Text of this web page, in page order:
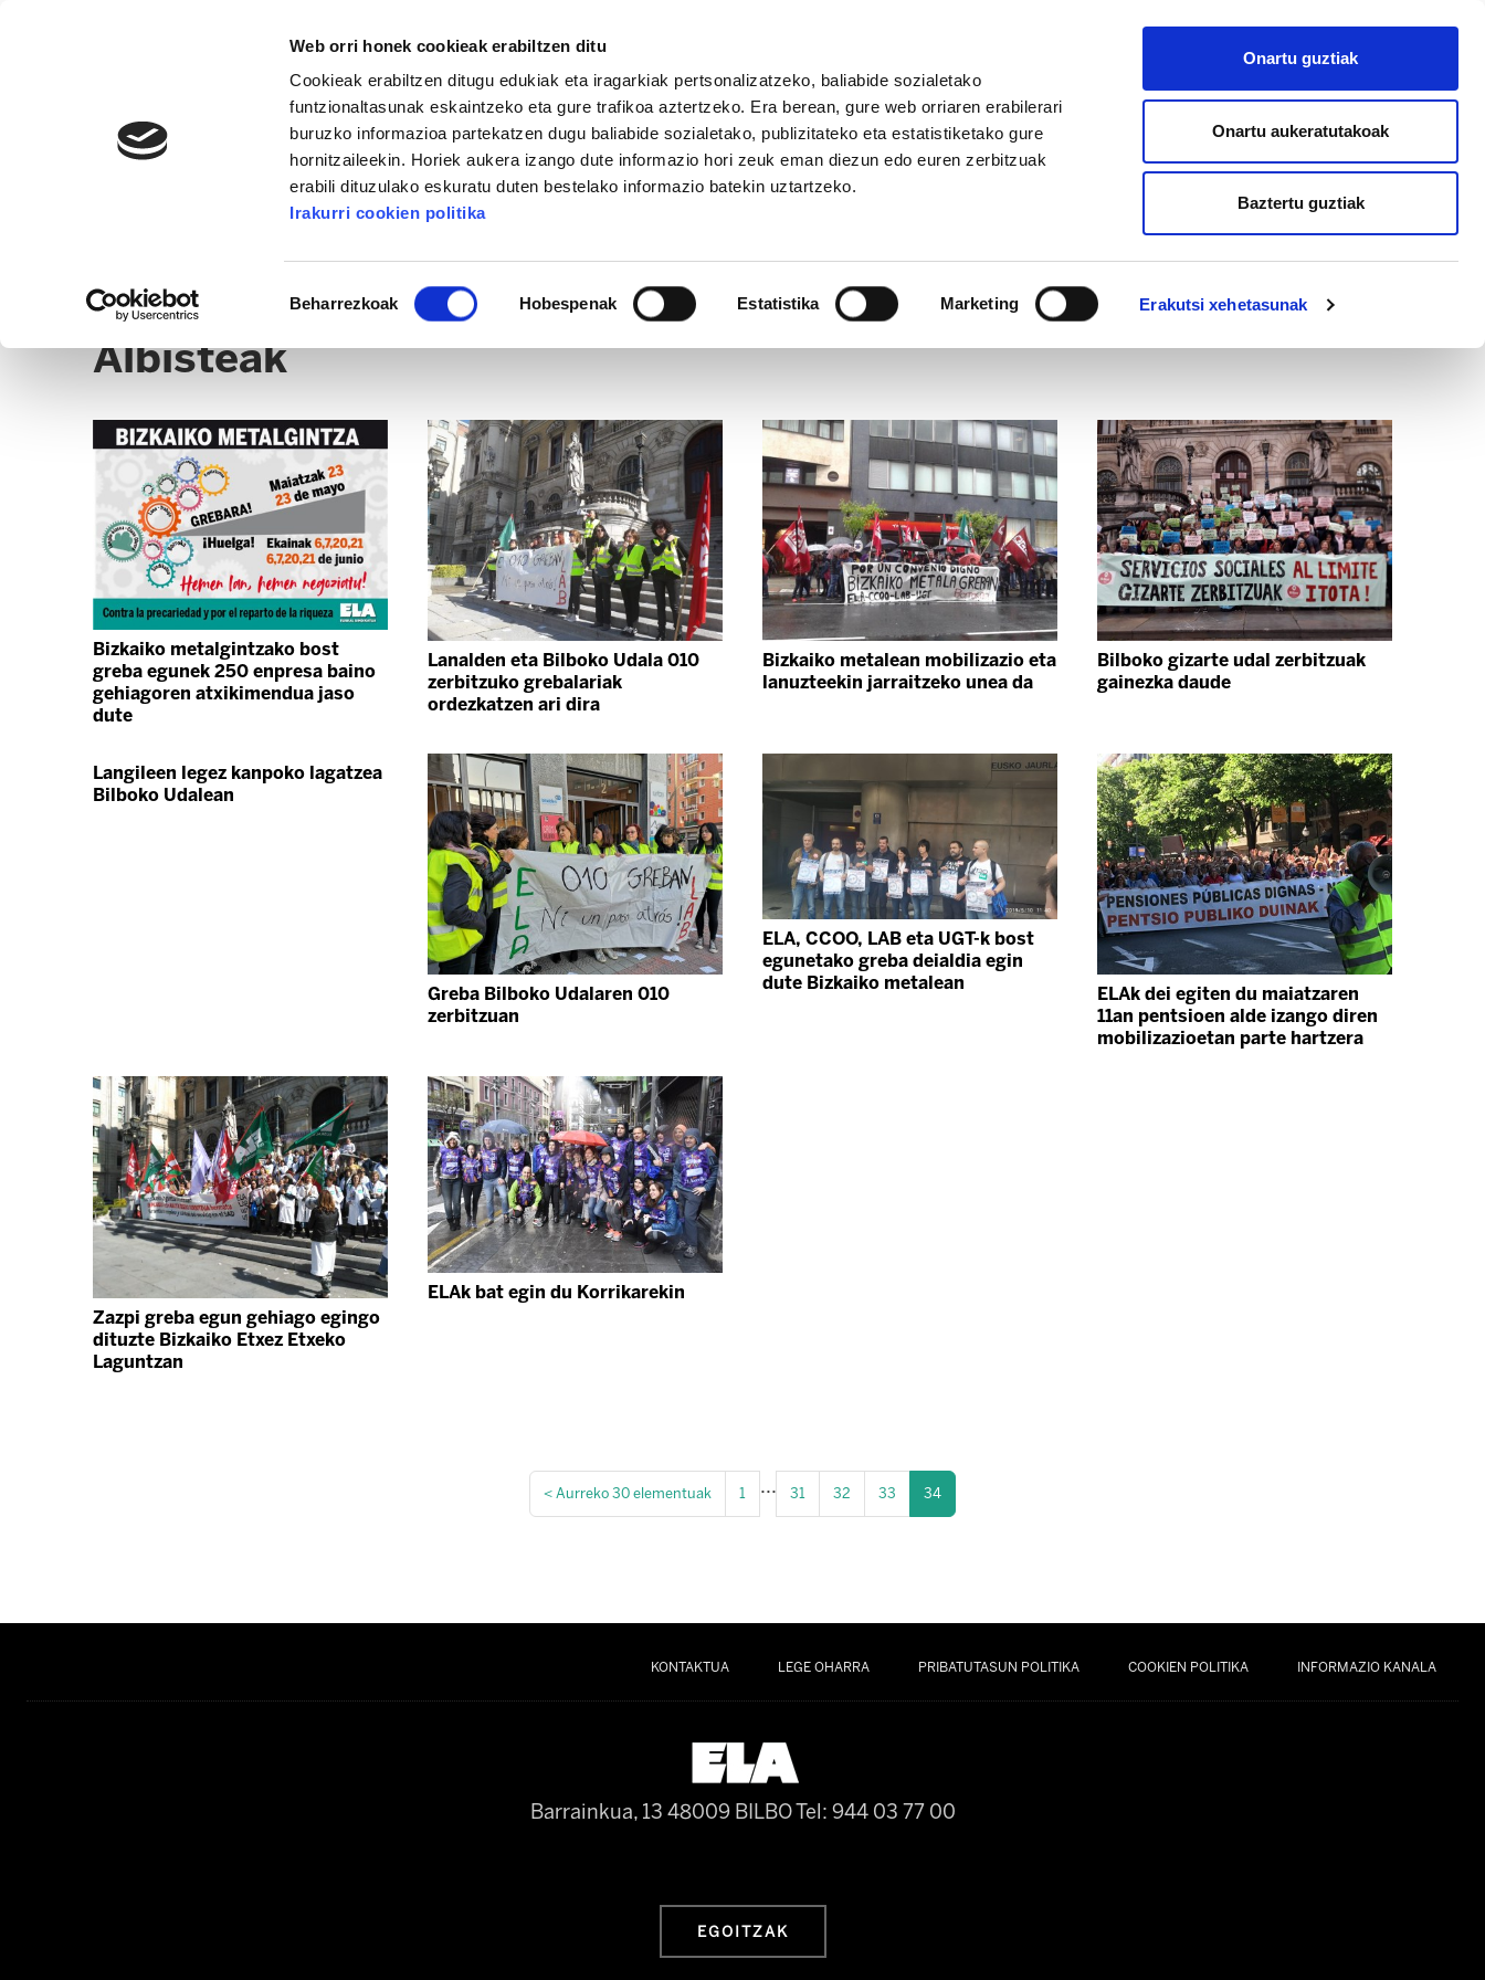
Web orri honek cookieak erabiltzen ditu
Cookieak erabiltzen ditugu edukiak eta iragarkiak pertsonalizatzeko, baliabide sozialetako
funtzionaltasunak eskaintzeko eta gure trafikoa aztertzeko. Era berean, gure web orriaren erabilerari
buruzko informazioa partekatzen dugu baliabide sozialetako, publizitateko eta estatistiketako gure
hornitzaileekin. Horiek aukera izango dute informazio hori zeuk eman diezun edo euren zerbitzuak
erabili dituzulako eskuratu duten bestelako informazio batekin uztartzeko.
Irakurri cookien politika
Beharrezkoak Hobespenak Estatistika Marketing Erakutsi xehetasunak
Onartu guztiak
Onartu aukeratutakoak
Baztertu guztiak
AFILIATU
Albisteak
Bizkaiko metalgintzako bost
greba egunek 250 enpresa baino
gehiagoren atxikimendua jaso
dute
Lanalden eta Bilboko Udala 010
zerbitzuko grebalariak
ordezkatzen ari dira
Bizkaiko metalean mobilizazio eta
lanuzteekin jarraitzeko unea da
Bilboko gizarte udal zerbitzuak
gainezka daude
Langileen legez kanpoko lagatzea
Bilboko Udalean
Greba Bilboko Udalaren 010
zerbitzuan
ELA, CCOO, LAB eta UGT-k bost
egunetako greba deialdia egin
dute Bizkaiko metalean
ELAk dei egiten du maiatzaren
11an pentsioen alde izango diren
mobilizazioetan parte hartzera
Zazpi greba egun gehiago egingo
dituzte Bizkaiko Etxez Etxeko
Laguntzan
ELAk bat egin du Korrikarekin
< Aurreko 30 elementuak 1 ... 31 32 33 34
KONTAKTUA LEGE OHARRA PRIBATUTASUN POLITIKA COOKIEN POLITIKA INFORMAZIO KANALA
Barrainkua, 13 48009 BILBOTel: 944 03 77 00
EGOITZAK